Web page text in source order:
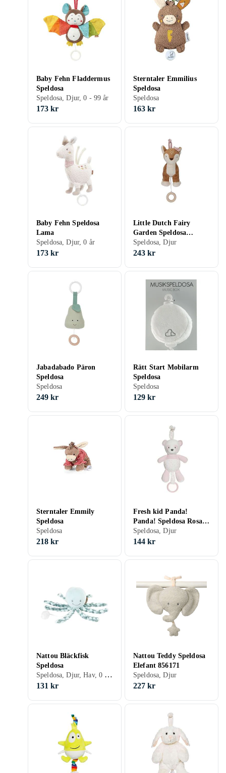
Baby Fehn Fladdermus
Speldosa
Speldosa, Djur, 0 - 99 år
173 kr
Sterntaler Emmilius
Speldosa
Speldosa
163 kr
Baby Fehn Speldosa
Lama
Speldosa, Djur, 0 år
173 kr
Little Dutch Fairy
Garden Speldosa
Rådjur
Speldosa, Djur
243 kr
Jabadabado Päron
Speldosa
Speldosa
249 kr
Rätt Start Mobilarm
Speldosa
Speldosa
129 kr
Sterntaler Emmily
Speldosa
Speldosa
218 kr
Fresh kid Panda!
Panda! Speldosa Rosa
999106652
Speldosa, Djur
144 kr
Nattou Bläckfisk
Speldosa
Speldosa, Djur, Hav, 0 - 8 år
131 kr
Nattou Teddy Speldosa
Elefant 856171
Speldosa, Djur
227 kr